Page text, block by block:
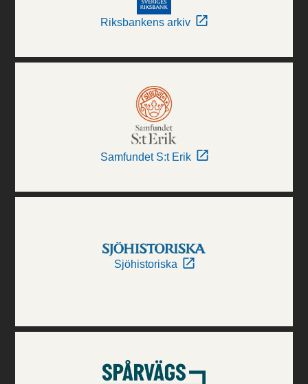
Riksbankens arkiv
Samfundet S:t Erik
Sjöhistoriska